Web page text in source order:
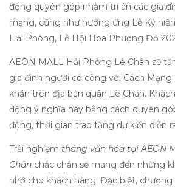
động quyên góp nhằm tri ân các gia
mạng, cũng như hưởng ứng Lễ Kỷ
Hải Phòng, Lễ Hội Hoa Phượng Đỏ
AEON MALL Hải Phòng Lê Chân sẽ
gia đình người có công với Cách Mạng
khăn trên địa bàn quận Lê Chân.
động ý nghĩa này bằng cách quyên
động, thời gian trao tặng dự kiến diễn
Trải nghiệm tháng văn hóa tại AEON
Chân chắc chắn sẽ mang đến những
nhớ cho khách hàng. Đặc biệt,